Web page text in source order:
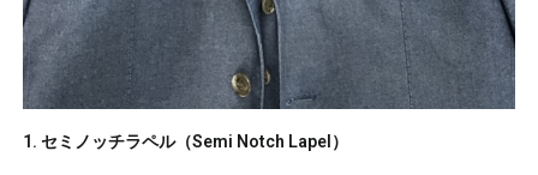
1. セミノッチラペル（Semi Notch Lapel）